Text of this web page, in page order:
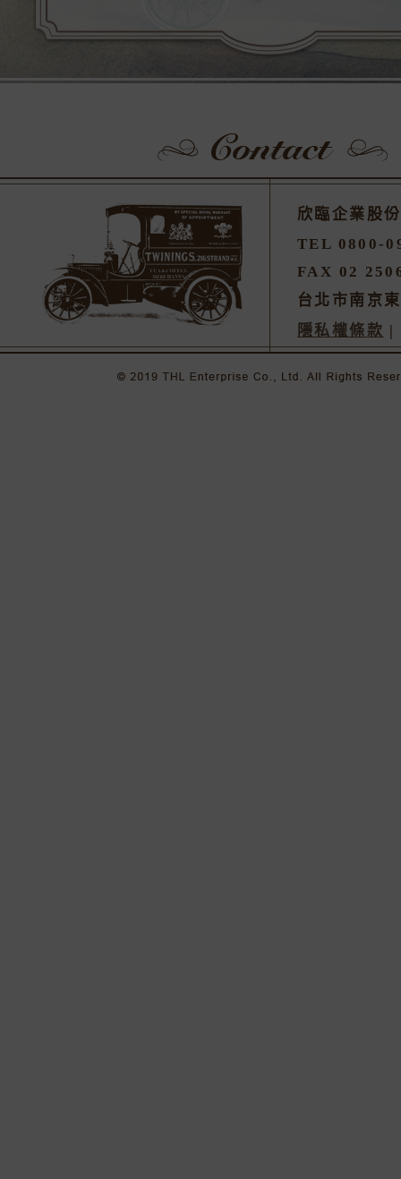
欣臨企業股
TEL 0800-
FAX 02
台北市南京
隱私權條款 |